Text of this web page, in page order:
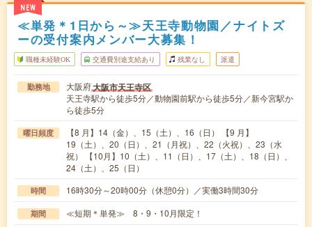
NEW
≪単発＊1日から～≫天王寺動物園／ナイトズ
ーの受付案内メンバー大募集！
職種未経験OK 交通費別途支給あり 残業なし 派遣
勤務地 大阪府大阪市天王寺区
天王寺駅から徒歩5分／動物園前駅から徒歩5分／新今宮駅か
ら徒歩5分
曜日頻度
【8 月】14（金）、15（土）、16（日） 【9 月】
19（土）、20（日）、21（月祝）、22（火祝）、23（水
祝） 【10月】10（土）、11（日）、17（土）、18（日）、
24（土）、25（日）
時間 16時30分～20時00分（休憩0分）／実働3時間30分
期間 ≪短期＊単発≫ 8・9・10月限定！